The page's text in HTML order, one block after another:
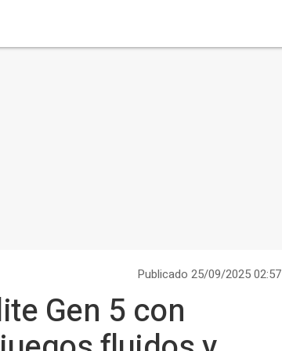
Publicado 25/09/2025 02:57
Gen 5 con